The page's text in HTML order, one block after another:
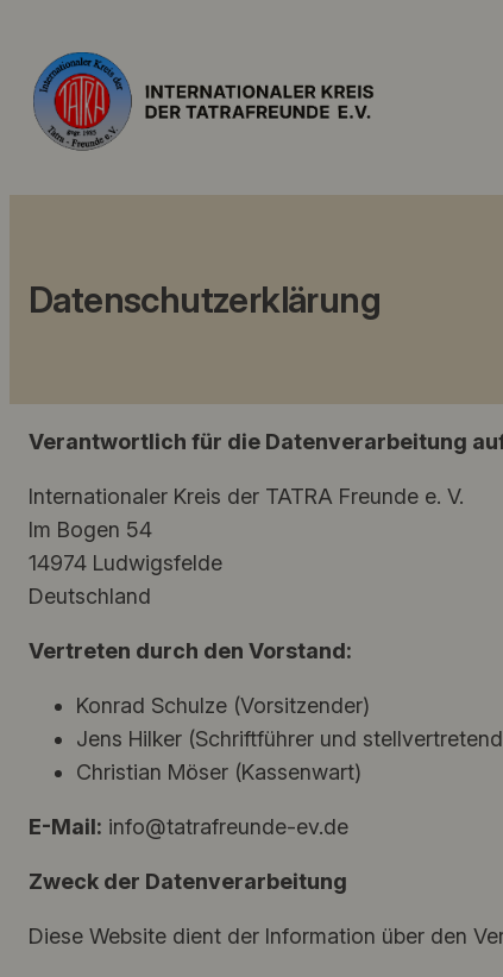
Datenschutzerklärung
Verantwortlich für die Datenverarbeitung
Internationaler Kreis der TATRA Freunde e. V.
Im Bogen 54
14974 Ludwigsfelde
Deutschland
Vertreten durch den Vorstand:
Konrad Schulze (Vorsitzender)
Jens Hilker (Schriftführer und
Christian Möser (Kassenwart)
E-Mail: info@tatrafreunde-ev.de
Zweck der Datenverarbeitung
Diese Website dient der Information über den